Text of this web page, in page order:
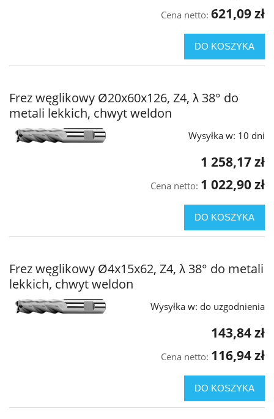
Cena netto: 621,09 zł
DO KOSZYKA
Frez węglikowy Ø20x60x126, Z4, λ 38° do
metali lekkich, chwyt weldon
Wysyłka w: 10 dni
1 258,17 zł
Cena netto: 1 022,90 zł
DO KOSZYKA
Frez węglikowy Ø4x15x62, Z4, λ 38° do metali
lekkich, chwyt weldon
Wysyłka w: do uzgodnienia
143,84 zł
Cena netto: 116,94 zł
DO KOSZYKA